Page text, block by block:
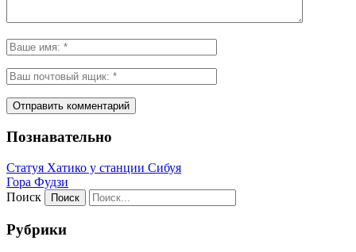
Познавательно
Статуя Хатико у станции Сибуя
Гора Фудзи
Поиск
Рубрики